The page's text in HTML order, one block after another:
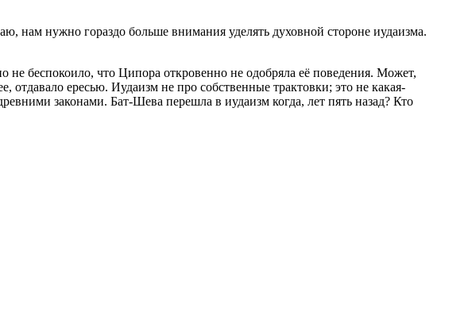
нам нужно гораздо больше внимания уделять духовной стороне иудаизма.
не беспокоило, что Ципора откровенно не одобряла её поведения. Может,
ересью. Иудаизм не про собственные трактовки; это не какая-
законами. Бат-Шева перешла в иудаизм когда, лет пять назад? Кто